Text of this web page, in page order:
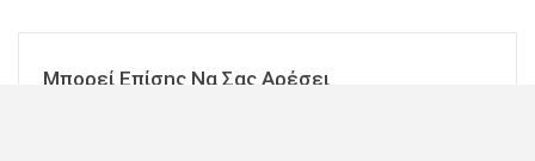
Μπορεί Επίσης Να Σας Αρέσει